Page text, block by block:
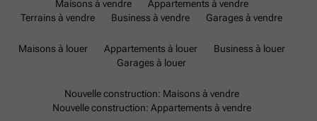
Maisons à vendre
Appartements à vendre
Terrains à vendre
Business à vendre Garages à vendre
Maisons à louer Appartements à louer
Business à louer
Garages à louer
Nouvelle construction: Maisons à vendre
Nouvelle construction: Appartements à vendre